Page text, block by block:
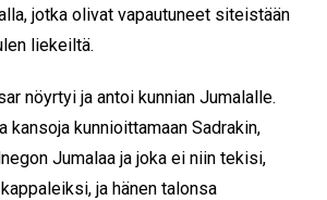
jotka olivat vapautuneet siteistään
liekeiltä.
nöyrtyi ja antoi kunnian Jumalalle.
kansoja kunnioittamaan Sadrakin,
Jumalaa ja joka ei niin tekisi,
ja hänen talonsa